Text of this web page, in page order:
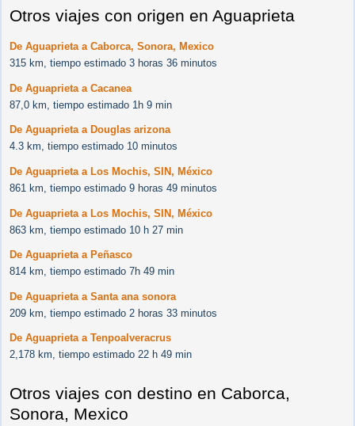
Otros viajes con origen en Aguaprieta
De Aguaprieta a Caborca, Sonora, Mexico
315 km, tiempo estimado 3 horas 36 minutos
De Aguaprieta a Cacanea
87,0 km, tiempo estimado 1h 9 min
De Aguaprieta a Douglas arizona
4.3 km, tiempo estimado 10 minutos
De Aguaprieta a Los Mochis, SIN, México
861 km, tiempo estimado 9 horas 49 minutos
De Aguaprieta a Los Mochis, SIN, México
863 km, tiempo estimado 10 h 27 min
De Aguaprieta a Peñasco
814 km, tiempo estimado 7h 49 min
De Aguaprieta a Santa ana sonora
209 km, tiempo estimado 2 horas 33 minutos
De Aguaprieta a Tenpoalveracrus
2,178 km, tiempo estimado 22 h 49 min
Otros viajes con destino en Caborca,
Sonora, Mexico